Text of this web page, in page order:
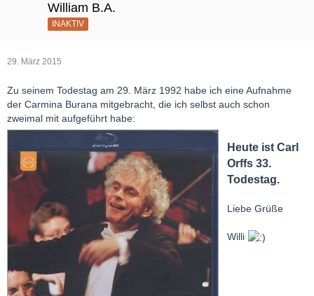
William B.A.
INAKTIV
29. März 2015
Zu seinem Todestag am 29. März 1992 habe ich eine Aufnahme
der Carmina Burana mitgebracht, die ich selbst auch schon
zweimal mit aufgeführt habe:
Heute ist Carl
Orffs 33.
Todestag.
Liebe Grüße
Willi